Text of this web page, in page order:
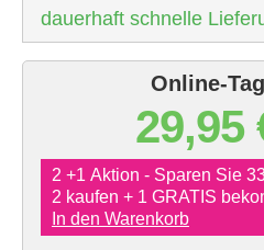
dauerhaft schnelle
Online-
29,95
2 +1 Aktion - Sparen Sie
2 kaufen + 1 GRATIS
In den Warenkorb